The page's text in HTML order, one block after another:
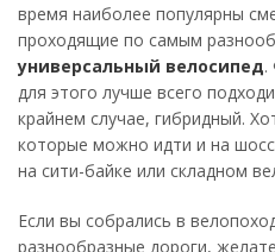
время наиболее популярны
проходящие по самым
универсальный велосипед.
для этого лучше всего
крайнем случае, гибридный.
которые можно идти и на
на сити-байке или складном
Если вы собрались в
разнообразные дороги,